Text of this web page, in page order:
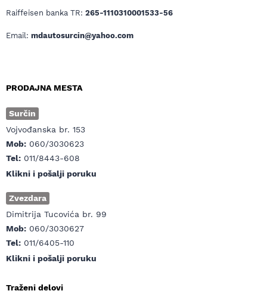
Raiffeisen banka TR: 265-1110310001533-56
Email: mdautosurcin@yahoo.com
PRODAJNA MESTA
Surčin
Vojvođanska br. 153
Mob: 060/3030623
Tel: 011/8443-608
Klikni i pošalji poruku
Zvezdara
Dimitrija Tucovića br. 99
Mob: 060/3030627
Tel: 011/6405-110
Klikni i pošalji poruku
Traženi delovi